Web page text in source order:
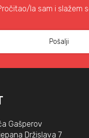
la sam i slažem
Gašperov
Držislava 7